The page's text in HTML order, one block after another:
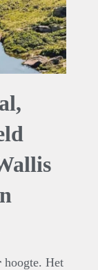
hoogte. Het